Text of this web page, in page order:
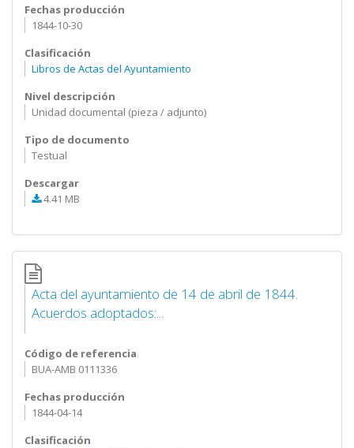
Fechas producción
1844-10-30
Clasificación
Libros de Actas del Ayuntamiento
Nivel descripción
Unidad documental (pieza / adjunto)
Tipo de documento
Testual
Descargar
4.41 MB
Acta del ayuntamiento de 14 de abril de 1844.
Acuerdos adoptados:...
Código de referencia
BUA-AMB 0111336
Fechas producción
1844-04-14
Clasificación